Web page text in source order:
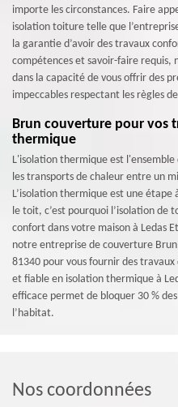
importe les circonstances. Faire
isolation toiture telle que
la garantie d’avoir des travaux
compétences et savoir-faire
dans la capacité de vous offrir des
impeccables respectant les règles
Brun couverture pour vos
thermique
L'isolation thermique est
les transports de chaleur entre un
L’isolation thermique est une étape
le toit, c’est pourquoi l’isolation
confort dans votre maison à Ledas
notre entreprise de couverture
81340 pour vous fournir des
et fiable en isolation thermique à
efficace permet de bloquer 30 %
l’habitat.
Nos coordonnées